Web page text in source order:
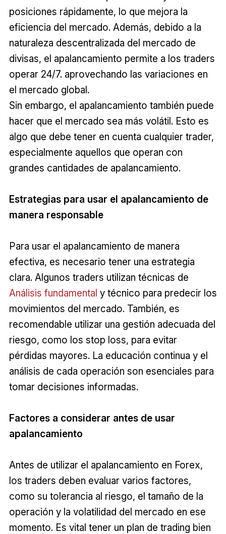
posiciones rápidamente, lo que mejora la
eficiencia del mercado. Además, debido a la
naturaleza descentralizada del mercado de
divisas, el apalancamiento permite a los traders
operar 24/7. aprovechando las variaciones en
el mercado global.
Sin embargo, el apalancamiento también puede
hacer que el mercado sea más volátil. Esto es
algo que debe tener en cuenta cualquier trader,
especialmente aquellos que operan con
grandes cantidades de apalancamiento.
Estrategias para usar el apalancamiento de
manera responsable
Para usar el apalancamiento de manera
efectiva, es necesario tener una estrategia
clara. Algunos traders utilizan técnicas de
Análisis fundamental y técnico para predecir los
movimientos del mercado. También, es
recomendable utilizar una gestión adecuada del
riesgo, como los stop loss, para evitar
pérdidas mayores. La educación continua y el
análisis de cada operación son esenciales para
tomar decisiones informadas.
Factores a considerar antes de usar
apalancamiento
Antes de utilizar el apalancamiento en Forex,
los traders deben evaluar varios factores,
como su tolerancia al riesgo, el tamaño de la
operación y la volatilidad del mercado en ese
momento. Es vital tener un plan de trading bien